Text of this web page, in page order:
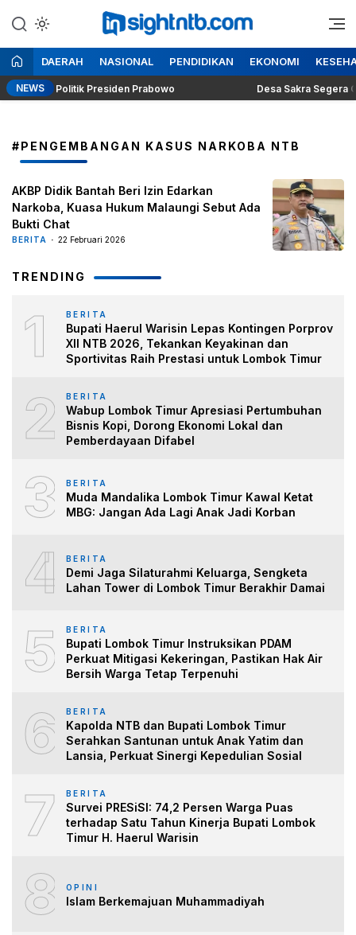
ke
konten
Insight NTB
Berita Seputar NTB
DAERAH NASIONAL PENDIDIKAN EKONOMI
NEWSPolitik Presiden Prabowo Desa Sakra Segera
#PENGEMBANGAN KASUS NARKOBA NTB
AKBP Didik Bantah Beri Izin Edarkan
Narkoba, Kuasa Hukum Malaungi Sebut Ada
Bukti Chat
BERITA 22 Februari 2026
TRENDING
1 BERITA
Bupati Haerul Warisin Lepas Kontingen Porprov
XII NTB 2026, Tekankan Keyakinan dan
Sportivitas Raih Prestasi untuk Lombok Timur
2 BERITA
Wabup Lombok Timur Apresiasi Pertumbuhan
Bisnis Kopi, Dorong Ekonomi Lokal dan
Pemberdayaan Difabel
3 BERITA
Muda Mandalika Lombok Timur Kawal Ketat
MBG: Jangan Ada Lagi Anak Jadi Korban
4 BERITA
Demi Jaga Silaturahmi Keluarga, Sengketa
Lahan Tower di Lombok Timur Berakhir Damai
5 BERITA
Bupati Lombok Timur Instruksikan PDAM
Perkuat Mitigasi Kekeringan, Pastikan Hak Air
Bersih Warga Tetap Terpenuhi
6 BERITA
Kapolda NTB dan Bupati Lombok Timur
Serahkan Santunan untuk Anak Yatim dan
Lansia, Perkuat Sinergi Kepedulian Sosial
7 BERITA
Survei PRESiSI: 74,2 Persen Warga Puas
terhadap Satu Tahun Kinerja Bupati Lombok
Timur H. Haerul Warisin
8 OPINI
Islam Berkemajuan Muhammadiyah